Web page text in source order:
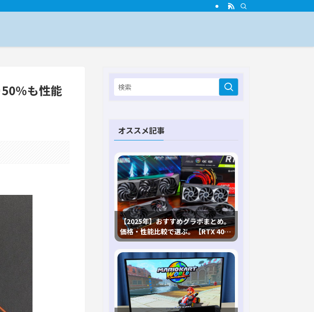
％も性能
オススメ記事
【2025年】おすすめグラボまとめ。
価格・性能比較で選ぶ。【RTX 40,
RX 7000各種に対応】